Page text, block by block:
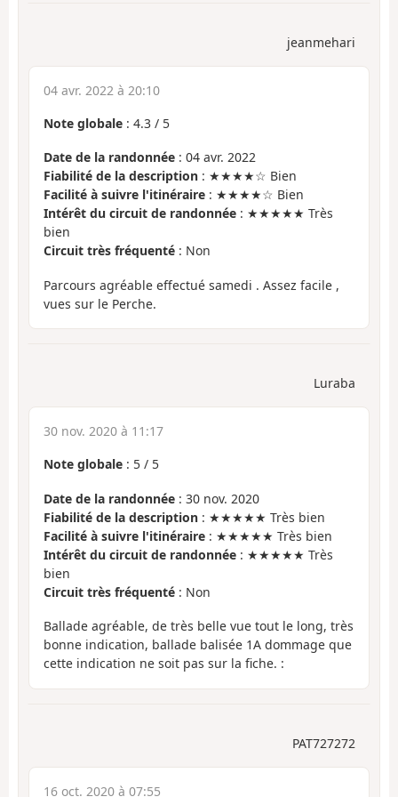
jeanmehari
04 avr. 2022 à 20:10
Note globale : 4.3 / 5
Date de la randonnée : 04 avr. 2022
Fiabilité de la description : ★★★★☆ Bien
Facilité à suivre l'itinéraire : ★★★★☆ Bien
Intérêt du circuit de randonnée : ★★★★★ Très
bien
Circuit très fréquenté : Non
Parcours agréable effectué samedi . Assez facile ,
vues sur le Perche.
Luraba
30 nov. 2020 à 11:17
Note globale : 5 / 5
Date de la randonnée : 30 nov. 2020
Fiabilité de la description : ★★★★★ Très bien
Facilité à suivre l'itinéraire : ★★★★★ Très bien
Intérêt du circuit de randonnée : ★★★★★ Très
bien
Circuit très fréquenté : Non
Ballade agréable, de très belle vue tout le long, très
bonne indication, ballade balisée 1A dommage que
cette indication ne soit pas sur la fiche. :
PAT727272
16 oct. 2020 à 07:55